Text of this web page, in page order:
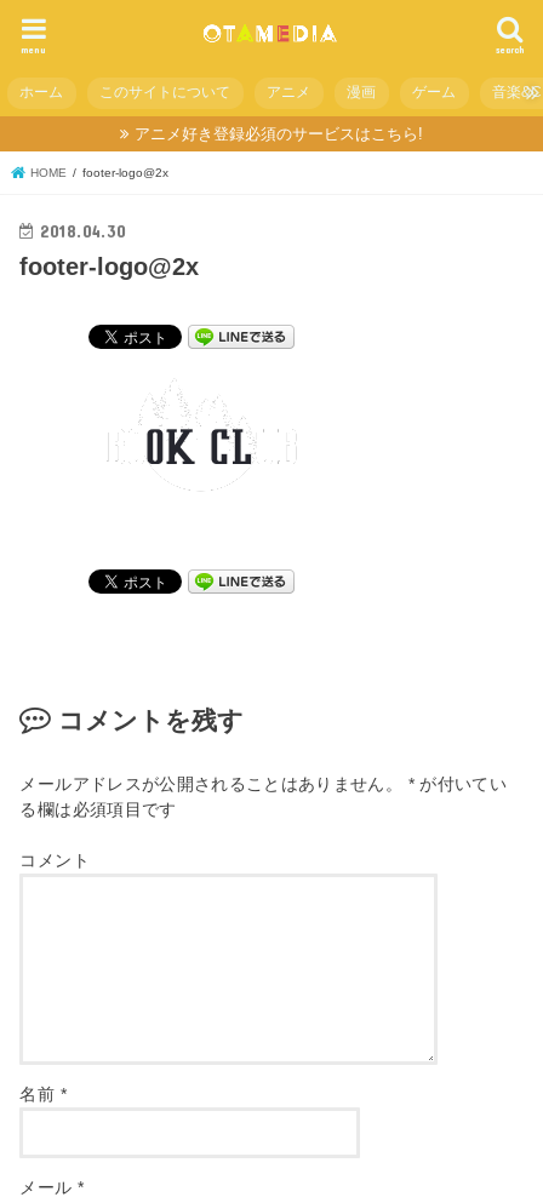
search
menu
ホーム このサイトについて アニメ 漫画 ゲーム 音楽
アニメ好き登録必須のサービスはこちら!
HOME footer-logo@2x
2018.04.30
footer-logo@2x
コメントを残す
メールアドレスが公開されることはありません。 *が付いてい
る欄は必須項目です
コメント
名前 *
メール *